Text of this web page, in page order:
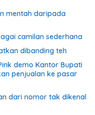
mentah daripada
camilan sederhana
dibanding teh
demo Kantor Bupati
penjualan ke pasar
dari nomor tak dikenal